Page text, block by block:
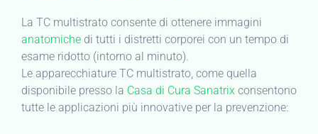
La TC multistrato consente di ottenere immagini
anatomiche di tutti i distretti corporei con un tempo di
esame ridotto (intorno al minuto).
Le apparecchiature TC multistrato, come quella
disponibile presso la Casa di Cura Sanatrix consentono
tutte le applicazioni più innovative per la prevenzione: